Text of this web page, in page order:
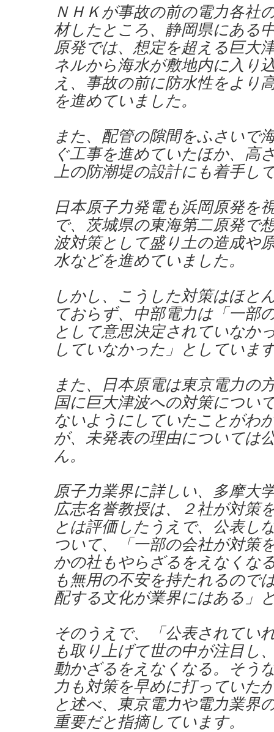
ＮＨＫが事故の前の電力各社
材したところ、静岡県にある
原発では、想定を超える巨大
ネルから海水が敷地内に入り
え、事故の前に防水性をより
を進めていました。
また、配管の隙間をふさいで
ぐ工事を進めていたほか、高
上の防潮堤の設計にも着手し
日本原子力発電も浜岡原発を
で、茨城県の東海第二原発で
波対策として盛り土の造成や
水などを進めていました。
しかし、こうした対策はほと
ておらず、中部電力は「一部
として意思決定されていなか
していなかった」としていま
また、日本原電は東京電力の
国に巨大津波への対策につい
ないようにしていたことがわ
が、未発表の理由については
ん。
原子力業界に詳しい、多摩大
広志名誉教授は、２社が対策
とは評価したうえで、公表し
ついて、「一部の会社が対策
かの社もやらざるをえなくな
も無用の不安を持たれるので
配する文化が業界にはある」
そのうえで、「公表されてい
も取り上げて世の中が注目し
動かざるをえなくなる。そう
力も対策を早めに打っていた
と述べ、東京電力や電力業界
重要だと指摘しています。